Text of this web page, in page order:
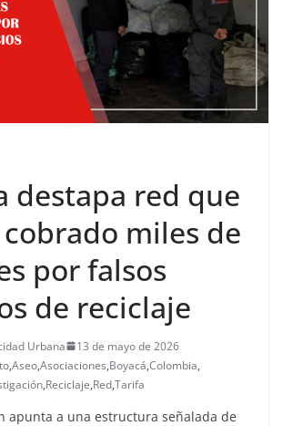
destapa red que
miles de
por falsos
de reciclaje
Urbana
13 de mayo de 2026
,Aseo,Asociaciones,Boyacá,Colombia,
,Reciclaje,Red,Tarifa
apunta a una estructura señalada de